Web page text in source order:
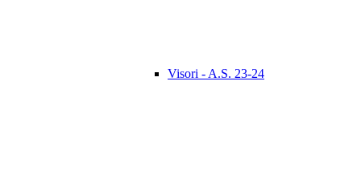
Visori - A.S. 23-24